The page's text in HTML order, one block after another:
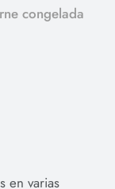
congelada
en varias